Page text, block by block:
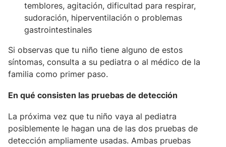
temblores, agitación, dificultad para respirar,
sudoración, hiperventilación o problemas
gastrointestinales
Si observas que tu niño tiene alguno de estos
síntomas, consulta a su pediatra o al médico de la
familia como primer paso.
En qué consisten las pruebas de detección
La próxima vez que tu niño vaya al pediatra
posiblemente le hagan una de las dos pruebas de
detección ampliamente usadas. Ambas pruebas